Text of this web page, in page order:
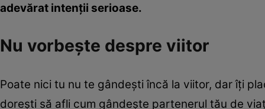
adevărat intenţii serioase.
Nu vorbeşte despre viitor
Poate nici tu nu te gândeşti încă la viitor, dar îţi
doreşti să afli cum gândeşte partenerul tău de